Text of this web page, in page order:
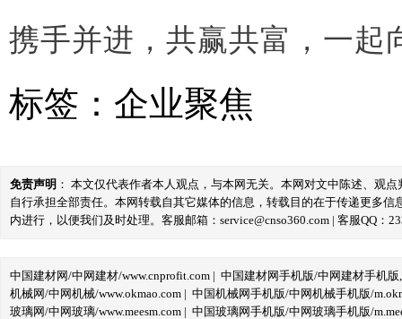
携手并进，共赢共富，一起
标签： 企业聚焦
免责声明 ： 本文仅代表作者本人观点，与本网无关。本网对文中陈述、观
自行承担全部责任。本网转载自其它媒体的信息，转载目的在于传递更多
内进行，以便我们及时处理。客服邮箱：service@cnso360.com | 客服QQ：
中国建材网/中网建材/www.cnprofit.com | 中国建材网手机版/中网建材手机版
机械网/中网机械/www.okmao.com | 中国机械网手机版/中网机械手机版/
玻璃网/中网玻璃/www.meesm.com | 中国玻璃网手机版/中网玻璃手机版/